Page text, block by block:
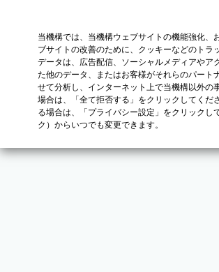
当機構では、当機構ウェブサイトの機能強化
ブサイトの改善のために、クッキーなどのト
データは、広告配信、ソーシャルメディアやア
た他のデータ、またはお客様がそれらのパー
せて分析し、インターネット上で当機構以外の
場合は、「全て拒否する」をクリックしてくだ
る場合は、「プライバシー設定」をクリック
ク）からいつでも変更できます。